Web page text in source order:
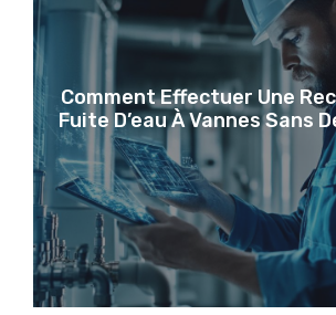
Comment Effectuer Une
Fuite D’eau À Vannes Sans